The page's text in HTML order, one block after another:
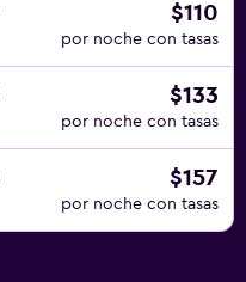
$110
por noche con tasas
$133
por noche con tasas
$157
por noche con tasas